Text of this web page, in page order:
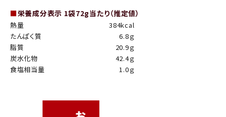
■栄養成分表示 1袋72g当たり（推定値）
熱量
384kcal
たんぱく質
6.8ｇ
脂質
20.9ｇ
炭水化物
42.4ｇ
食塩相当量
1.0ｇ